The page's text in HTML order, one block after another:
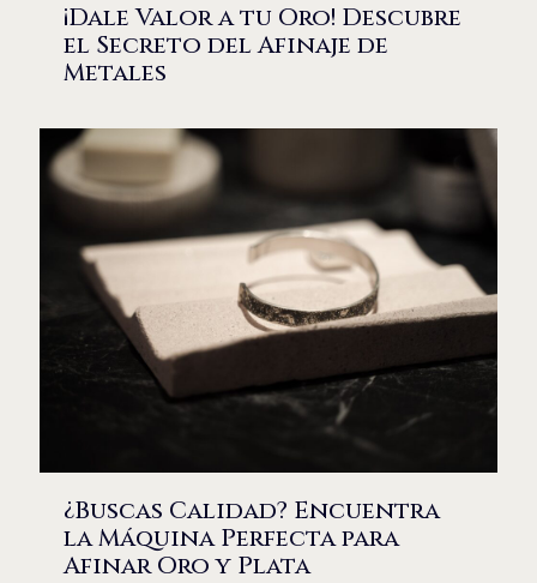
¡Dale Valor a tu Oro! Descubre
el Secreto del Afinaje de
Metales
¿Buscas Calidad? Encuentra
la Máquina Perfecta para
Afinar Oro y Plata